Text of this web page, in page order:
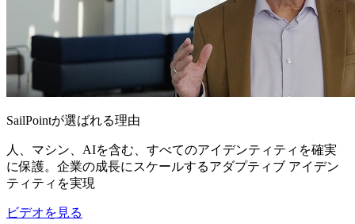
SailPointが選ばれる理由
人、マシン、AIを含む、すべてのアイデンティティを確実
に保護。企業の成長にスケールするアダプティブ アイデン
ティティを実現
ビデオを見る